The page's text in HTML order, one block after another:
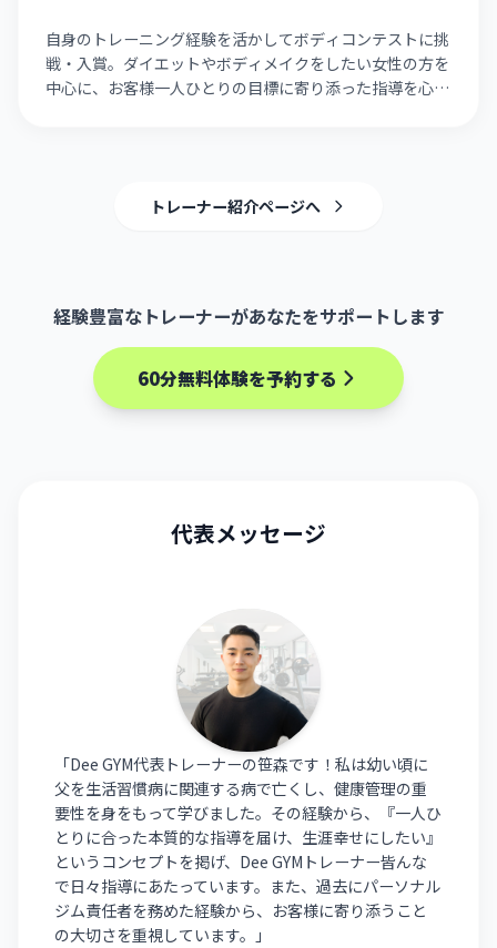
自身のトレーニング経験を活かしてボディコンテストに挑
戦・入賞。ダイエットやボディメイクをしたい女性の方を
中心に、お客様一人ひとりの目標に寄り添った指導を心が
トレーナー紹介ページへ
経験豊富なトレーナーがあなたをサポートします
60分無料体験を予約する
代表メッセージ
「Dee GYM代表トレーナーの笹森です！私は幼い頃に
父を生活習慣病に関連する病で亡くし、健康管理の重
要性を身をもって学びました。その経験から、『一人ひ
とりに合った本質的な指導を届け、生涯幸せにしたい』
というコンセプトを掲げ、Dee GYMトレーナー皆んな
で日々指導にあたっています。また、過去にパーソナル
ジム責任者を務めた経験から、お客様に寄り添うこと
の大切さを重視しています。」